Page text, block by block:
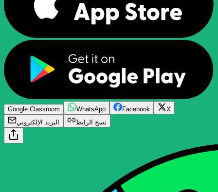
Google Classroom WhatsApp Facebook
X
البريد الإلكتروني
نسخ الرابط